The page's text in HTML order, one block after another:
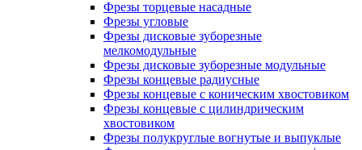
Фрезы торцевые насадные
Фрезы угловые
Фрезы дисковые зуборезные
мелкомодульные
Фрезы дисковые зуборезные модульные
Фрезы концевые радиусные
Фрезы концевые с коническим хвостовиком
Фрезы концевые с цилиндрическим
хвостовиком
Фрезы полукруглые вогнутые и выпуклые